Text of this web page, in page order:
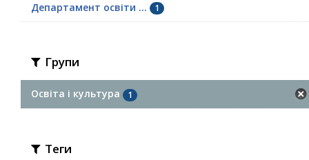
Департамент освіти ... 1
Групи
Освіта і культура 1
Теги